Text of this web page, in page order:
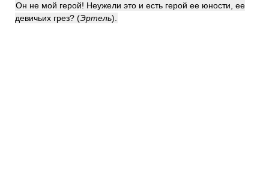
Он не мой герой! Неужели это и есть герой ее юности, ее
девичьих грез? (Эртель)